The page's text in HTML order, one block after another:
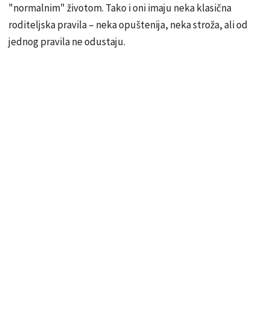
"normalnim" životom. Tako i oni imaju neka klasična
roditeljska pravila – neka opuštenija, neka stroža, ali od
jednog pravila ne odustaju.